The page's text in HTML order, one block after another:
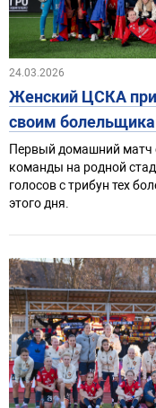
24.03.2026
Женский ЦСКА
своим
Первый домашний матч
команды на родной
голосов с трибун тех
этого дня.